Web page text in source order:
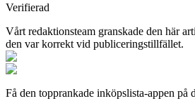
Verifierad
Vårt redaktionsteam granskade den här
den var korrekt vid publiceringstillfället.
Få den topprankade inköpslista-appen på